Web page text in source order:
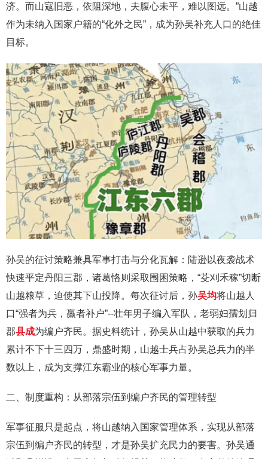
济。而山寇旧恶，依阻深地，夫腹心未平，难以图远。”山越
作为未纳入国家户籍的“化外之民”，成为孙吴补充人口的绝佳
目标。
孙吴的征讨策略兼具军事打击与分化瓦解：陆逊以夜袭战术
快速平定丹阳三郡，诸葛恪则采取围困策略，“芟刈禾稼”切断
山越粮草，迫使其下山投降。每次征讨后，孙吴均将山越人
口“强者为兵，羸者补户”--壮年男子编入军队，老弱妇孺划归
郡县成为编户齐民。据史料统计，孙吴从山越中获取的兵力
累计不下十三四万，鼎盛时期，山越士兵占孙吴总兵力的半
数以上，成为支撑江东霸业的核心军事力量。
二、制度重构：从部落宗伍到编户齐民的管理转型
军事征服只是起点，将山越纳入国家管理体系，实现从部落
宗伍到编户齐民的转型，才是孙吴扩充民力的要害。孙吴通